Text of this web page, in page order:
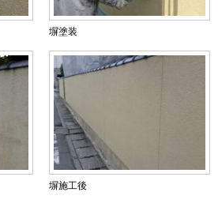
塀塗装
塀施工後